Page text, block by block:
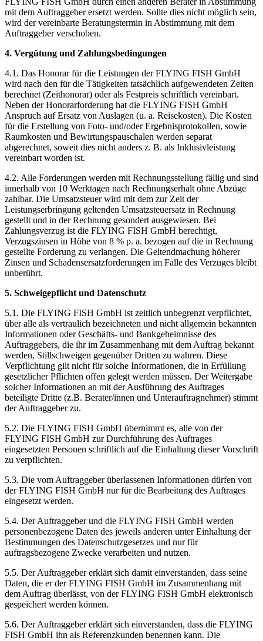
mit dem Auftraggeber ersetzt werden. Sollte dies nicht möglich sein,
wird der vereinbarte Beratungstermin in Abstimmung mit dem
Auftraggeber verschoben.
4. Vergütung und Zahlungsbedingungen
4.1. Das Honorar für die Leistungen der FLYING FISH GmbH
wird nach den für die Tätigkeiten tatsächlich aufgewendeten Zeiten
berechnet (Zeithonorar) oder als Festpreis schriftlich vereinbart.
Neben der Honorarforderung hat die FLYING FISH GmbH
Anspruch auf Ersatz von Auslagen (u. a. Reisekosten). Die Kosten
für die Erstellung von Foto- und/oder Ergebnisprotokollen, sowie
Raumkosten und Bewirtungspauschalen werden separat
abgerechnet, soweit dies nicht anders z. B. als Inklusivleistung
vereinbart worden ist.
4.2. Alle Forderungen werden mit Rechnungsstellung fällig und sind
innerhalb von 10 Werktagen nach Rechnungserhalt ohne Abzüge
zahlbar. Die Umsatzsteuer wird mit dem zur Zeit der
Leistungserbringung geltenden Umsatzsteuersatz in Rechnung
gestellt und in der Rechnung gesondert ausgewiesen. Bei
Zahlungsverzug ist die FLYING FISH GmbH berechtigt,
Verzugszinsen in Höhe von 8 % p. a. bezogen auf die in Rechnung
gestellte Forderung zu verlangen. Die Geltendmachung höherer
Zinsen und Schadensersatzforderungen im Falle des Verzuges bleibt
unberührt.
5. Schweigepflicht und Datenschutz
5.1. Die FLYING FISH GmbH ist zeitlich unbegrenzt verpflichtet,
über alle als vertraulich bezeichneten und nicht allgemein bekannten
Informationen oder Geschäfts- und Bankgeheimnisse des
Auftraggebers, die ihr im Zusammenhang mit dem Auftrag bekannt
werden, Stillschweigen gegenüber Dritten zu wahren. Diese
Verpflichtung gilt nicht für solche Informationen, die in Erfüllung
gesetzlicher Pflichten offen gelegt werden müssen. Der Weitergabe
solcher Informationen an mit der Ausführung des Auftrages
beteiligte Dritte (z.B. Berater/innen und Unterauftragnehmer) stimmt
der Auftraggeber zu.
5.2. Die FLYING FISH GmbH übernimmt es, alle von der
FLYING FISH GmbH zur Durchführung des Auftrages
eingesetzten Personen schriftlich auf die Einhaltung dieser Vorschrift
zu verpflichten.
5.3. Die vom Auftraggeber überlassenen Informationen dürfen von
der FLYING FISH GmbH nur für die Bearbeitung des Auftrages
eingesetzt werden.
5.4. Der Auftraggeber und die FLYING FISH GmbH werden
personenbezogene Daten des jeweils anderen unter Einhaltung der
Bestimmungen des Datenschutzgesetzes und nur für
auftragsbezogene Zwecke verarbeiten und nutzen.
5.5. Der Auftraggeber erklärt sich damit einverstanden, dass seine
Daten, die er der FLYING FISH GmbH im Zusammenhang mit
dem Auftrag überlässt, von der FLYING FISH GmbH elektronisch
gespeichert werden können.
5.6. Der Auftraggeber erklärt sich einverstanden, dass die FLYING
FISH GmbH ihn als Referenzkunden benennen kann. Die